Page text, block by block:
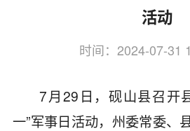
活动
时间：2024-07-31
关键词：砚山县,召
7月29日，砚山县召开
一”军事日活动，州委常委、